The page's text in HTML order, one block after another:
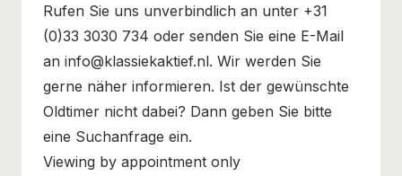
Rufen Sie uns unverbindlich an unter +31
(0)33 3030 734 oder senden Sie eine E-Mail
an info@klassiekaktief.nl. Wir werden Sie
gerne näher informieren. Ist der gewünschte
Oldtimer nicht dabei? Dann geben Sie bitte
eine Suchanfrage ein.
Viewing by appointment only